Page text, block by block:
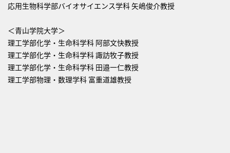
応用生物科学部バイオサイエンス学科 矢嶋俊介教授
＜青山学院大学＞
理工学部化学・生命科学科 阿部文快教授
理工学部化学・生命科学科 諏訪牧子教授
理工学部化学・生命科学科 田邉一仁教授
理工学部物理・数理学科 富重道雄教授